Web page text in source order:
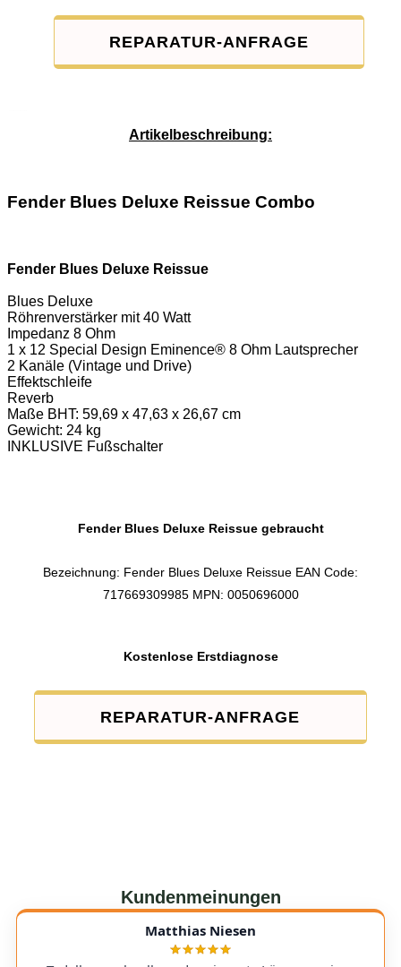
REPARATUR-ANFRAGE
Artikelbeschreibung:
Fender Blues Deluxe Reissue Combo
Fender Blues Deluxe Reissue
Blues Deluxe
Röhrenverstärker mit 40 Watt
Impedanz 8 Ohm
1 x 12 Special Design Eminence® 8 Ohm Lautsprecher
2 Kanäle (Vintage und Drive)
Effektschleife
Reverb
Maße BHT: 59,69 x 47,63 x 26,67 cm
Gewicht: 24 kg
INKLUSIVE Fußschalter
Fender Blues Deluxe Reissue gebraucht
Bezeichnung: Fender Blues Deluxe Reissue EAN Code:
717669309985 MPN: 0050696000
Kostenlose Erstdiagnose
REPARATUR-ANFRAGE
Kundenmeinungen
Matthias Niesen